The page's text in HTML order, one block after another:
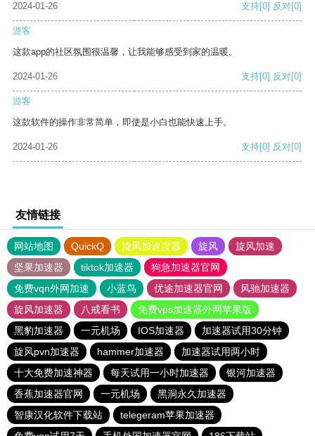
2024-01-26 支持[0] 反对[0]
游客
这款app的社区氛围很温馨，让我能够感受到家的温暖。
2024-01-26 支持[0] 反对[0]
游客
这款软件的操作非常简单，即使是小白也能快速上手。
2024-01-26 支持[0] 反对[0]
友情链接
网站地图 QuickQ 旋风加速度器 旋风
旋风加速
坚果加速器
tiktok加速器
狗急加速器官网
免费vqn外网加速
小蓝鸟 优途加速器官网
风驰加速器
旋风加速器
八戒看书
免费vps加速器外网苹果版
黑豹加速器
一元机场 IOS加速器
加速器试用30分钟
旋风pvn加速器
hammer加速器
加速器试用两小时
十大免费加速神器
每天试用一小时加速器
银河加速器
香蕉加速器官网
一元机场
黑洞永久加速器
智康汉化软件下载站
telegeram苹果加速器